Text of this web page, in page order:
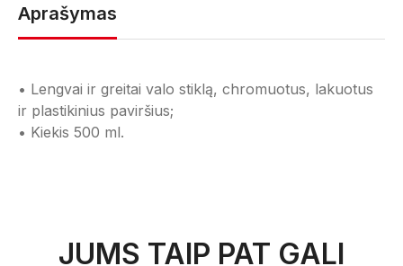
Aprašymas
• Lengvai ir greitai valo stiklą, chromuotus, lakuotus
ir plastikinius paviršius;
• Kiekis 500 ml.
JUMS TAIP PAT GALI